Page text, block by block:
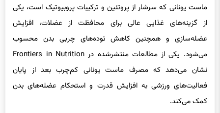
ماست یونانی که سرشار از پروتئین و ترکیبات پروبیوتیک است، یکی
از گزینه‌های غذایی عالی برای محافظت از عضلات، افزایش
عضله‌سازی و همچنین کاهش توده‌های چربی بدن محسوب
می‌شود. یکی از مطالعات منتشرشده در Frontiers in Nutrition
نشان می‌دهد که مصرف ماست یونانی کم‌چرب بعد از پایان
فعالیت‌های ورزشی به افزایش قدرت و استحکام عضله‌های بدن
کمک می‌کند.